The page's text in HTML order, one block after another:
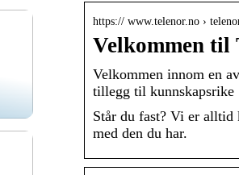
https:// www.telenor.no ›
Velkommen til
Velkommen innom en
tillegg til
Står du fast? Vi er
med den du har.